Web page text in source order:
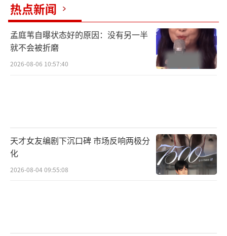
热点新闻
孟庭苇自曝状态好的原因：没有另一半
就不会被折磨
2026-08-06 10:57:40
天才女友编剧下沉口碑 市场反响两极分
化
2026-08-04 09:55:08